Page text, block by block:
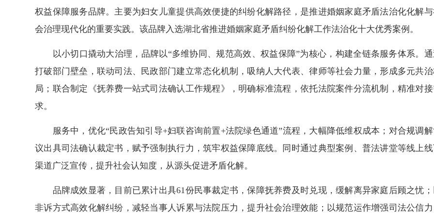
权益保障服务品牌。主要为妇女儿童提供高效便捷的纠纷化解路径，是推进婚姻家庭矛盾法治化化解
会治理现代化的重要实践。该品牌入选湖北省推进婚姻家庭矛盾纠纷化解工作法治化十大优秀案例。
以小切口撬动大治理，品牌以“多维协同、规范高效、权益保障”为核心，构建全链条服务体系。通
打破部门壁垒，联动司法、民政部门建立常态化机制，吸纳人大代表、律师等社会力量，形成多元共
局；联合制定《抚养费一站式司法确认工作规程》，明确标准流程，依托法院案件分流机制，精准对
求。
服务中，优化“民政告知引导+妇联咨询前置+法院绿色通道”流程，大幅降低维权成本；对合规调
议出具司法确认裁定书，赋予强制执行力，筑牢权益保障底线。同时通过典型案例、普法讲堂等线上
渠道广泛宣传，提升社会认知度，从源头促进矛盾化解。
品牌成效显著，目前已累计出具61份民事裁定书，保障抚养费及时兑现，缓解离异家庭后顾之忧；
非诉方式高效化解纠纷，减轻当事人诉累与法院压力，提升社会治理效能；以规范运作增强司法公信力